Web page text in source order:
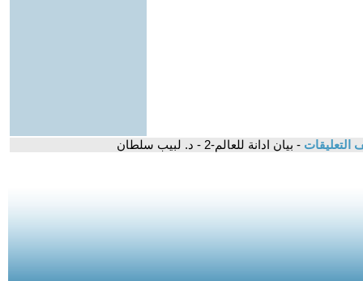
التعليقات - بيان ادانة للعالم-2 - د. لبيب سلطان